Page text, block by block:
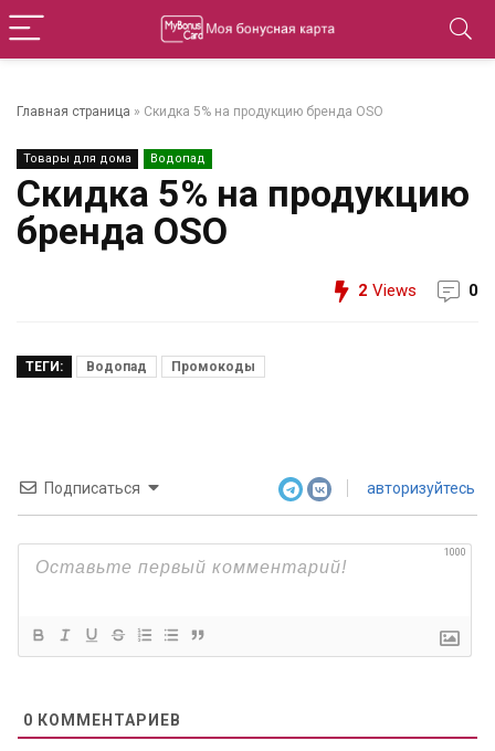
Главная страница » Скидка 5% на продукцию бренда OSO
Товары для дома Водопад
Скидка 5% на продукцию
бренда OSO
2 Views 0
ТЕГИ: Водопад Промокоды
Подписаться авторизуйтесь
1000
0 КОММЕНТАРИЕВ